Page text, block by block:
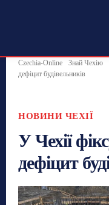
Czechia-Online Знай Чехію
дефіцит будівельників
НОВИНИ ЧЕХІЇ
У Чехії
дефіцит